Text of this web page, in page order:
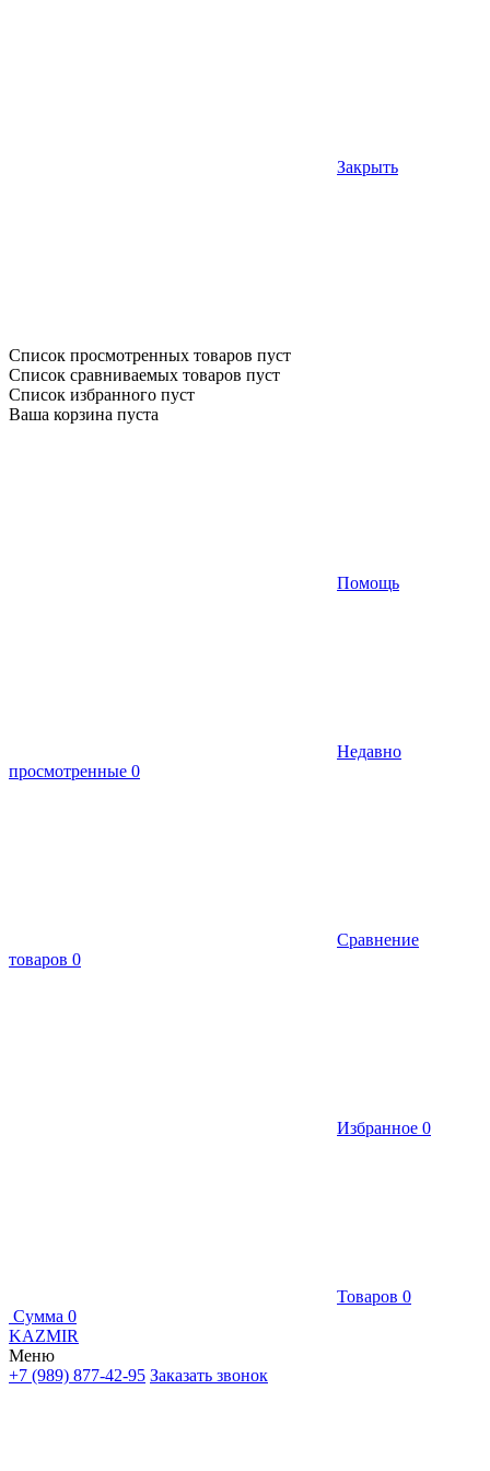
Закрыть
Список просмотренных товаров пуст
Список сравниваемых товаров пуст
Список избранного пуст
Ваша корзина пуста
Помощь
Недавно
просмотренные 0
Сравнение
товаров 0
Избранное 0
Товаров 0
Сумма 0
KAZMIR
Меню
+7 (989) 877-42-95 Заказать звонок